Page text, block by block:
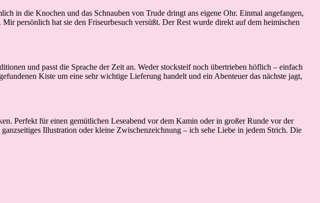
in die Knochen und das Schnauben von Trude dringt ans eigene Ohr. Einmal angefangen,
persönlich hat sie den Friseurbesuch versüßt. Der Rest wurde direkt auf dem heimischen
und passt die Sprache der Zeit an. Weder stocksteif noch übertrieben höflich – einfach
Kiste um eine sehr wichtige Lieferung handelt und ein Abenteuer das nächste jagt,
Perfekt für einen gemütlichen Leseabend vor dem Kamin oder in großer Runde vor der
Illustration oder kleine Zwischenzeichnung – ich sehe Liebe in jedem Strich. Die